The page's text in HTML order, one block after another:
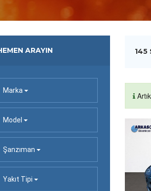
ARAYIN
Marka
Model
Şanzıman
Yakıt Tipi
145